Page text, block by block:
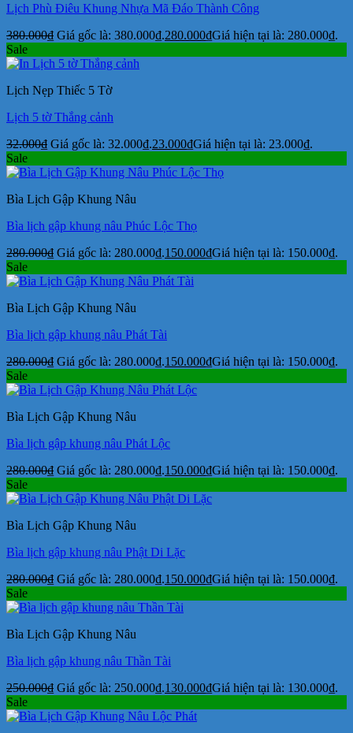
Lịch Phù Điêu Khung Nhựa Mã Đáo Thành Công
380.000₫ Giá gốc là: 380.000₫.280.000₫Giá hiện tại là: 280.000₫.
Sale
Lịch Nẹp Thiếc 5 Tờ
Lịch 5 tờ Thắng cảnh
32.000₫ Giá gốc là: 32.000₫.23.000₫Giá hiện tại là: 23.000₫.
Sale
Bìa Lịch Gập Khung Nâu
Bìa lịch gập khung nâu Phúc Lộc Thọ
280.000₫ Giá gốc là: 280.000₫.150.000₫Giá hiện tại là: 150.000₫.
Sale
Bìa Lịch Gập Khung Nâu
Bìa lịch gập khung nâu Phát Tài
280.000₫ Giá gốc là: 280.000₫.150.000₫Giá hiện tại là: 150.000₫.
Sale
Bìa Lịch Gập Khung Nâu
Bìa lịch gập khung nâu Phát Lộc
280.000₫ Giá gốc là: 280.000₫.150.000₫Giá hiện tại là: 150.000₫.
Sale
Bìa Lịch Gập Khung Nâu
Bìa lịch gập khung nâu Phật Di Lặc
280.000₫ Giá gốc là: 280.000₫.150.000₫Giá hiện tại là: 150.000₫.
Sale
Bìa Lịch Gập Khung Nâu
Bìa lịch gập khung nâu Thần Tài
250.000₫ Giá gốc là: 250.000₫.130.000₫Giá hiện tại là: 130.000₫.
Sale